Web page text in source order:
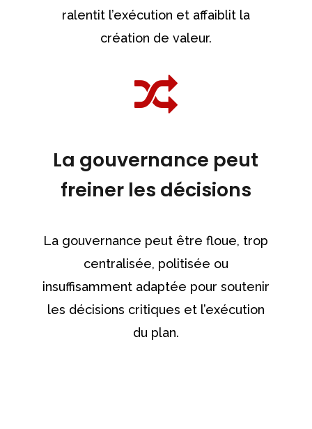
ralentit l’exécution et affaiblit la
création de valeur.
La gouvernance peut
freiner les décisions
La gouvernance peut être floue, trop
centralisée, politisée ou
insuffisamment adaptée pour soutenir
les décisions critiques et l’exécution
du plan.